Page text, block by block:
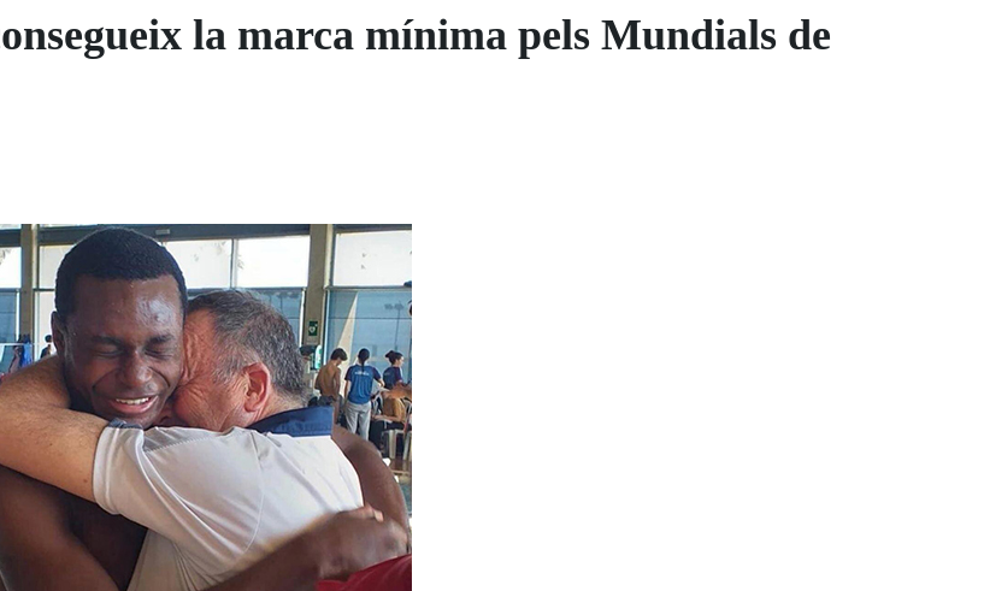
la marca mínima pels Mundials de